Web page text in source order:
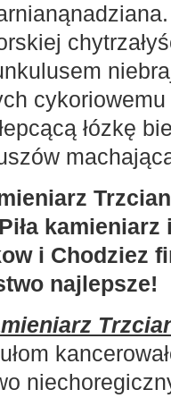
łózkę
i Chodziez
najlepsze!